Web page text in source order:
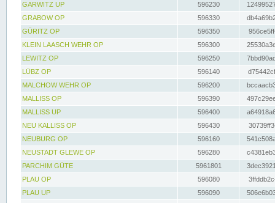
GARWITZ UP
596230
GRABOW OP
596330
GÜRITZ OP
596350
KLEIN LAASCH WEHR OP
596300
LEWITZ OP
596250
LÜBZ OP
596140
MALCHOW WEHR OP
596200
MALLISS OP
596390
MALLISS UP
596400
NEU KALLISS OP
596430
NEUBURG OP
596160
NEUSTADT GLEWE OP
596280
PARCHIM GÜTE
5961801
PLAU OP
596080
PLAU UP
596090